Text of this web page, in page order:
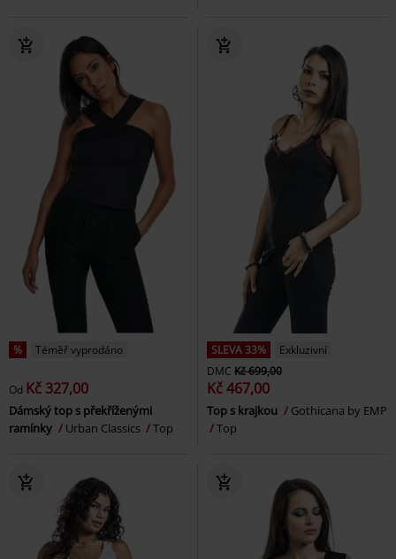
% Téměř vyprodáno
Od Kč 327,00
Dámský top s překříženými
ramínky
Urban Classics Top
SLEVA 33%
Exkluzivní
DMC Kč 699,00
Kč 467,00
Top s krajkou
Gothicana by EMP
Top